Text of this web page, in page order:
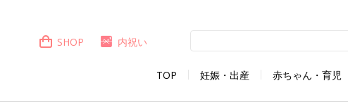
TOP 妊娠・出産 赤ちゃん・育児
SHOP 内祝い